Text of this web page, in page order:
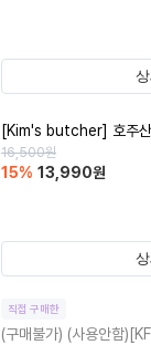
[Kim's butcher] 호주산
16,500원
15% 13,990원
직접 구매한
(구매불가) (사용안함